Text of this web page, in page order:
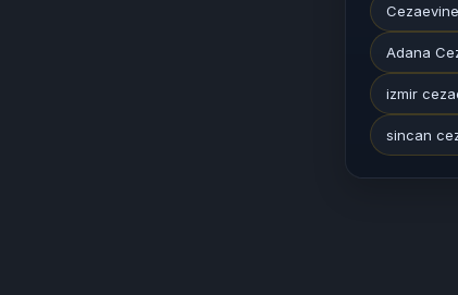
Adana
izmir
sincan